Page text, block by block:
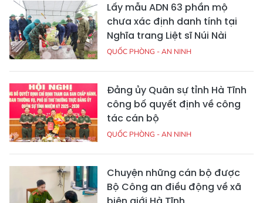
Lấy mẫu ADN 63 phần mộ
chưa xác định danh tính tại
Nghĩa trang Liệt sĩ Núi Nài
QUỐC PHÒNG - AN NINH
Đảng ủy Quân sự tỉnh Hà Tĩnh
công bố quyết định về công
tác cán bộ
QUỐC PHÒNG - AN NINH
Chuyện những cán bộ được
Bộ Công an điều động về xã